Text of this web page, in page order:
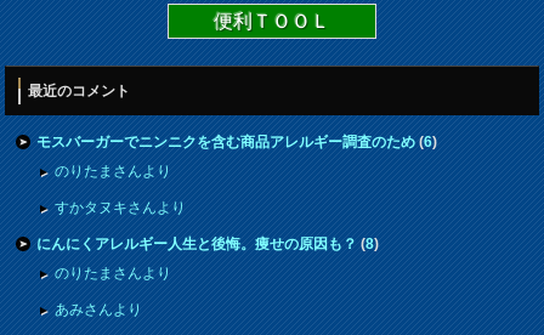
便利ＴＯＯＬ
最近のコメント
モスバーガーでニンニクを含む商品アレルギー調査のため(6)
のりたまさんより
すかタヌキさんより
にんにくアレルギー人生と後悔。痩せの原因も？(8)
のりたまさんより
あみさんより